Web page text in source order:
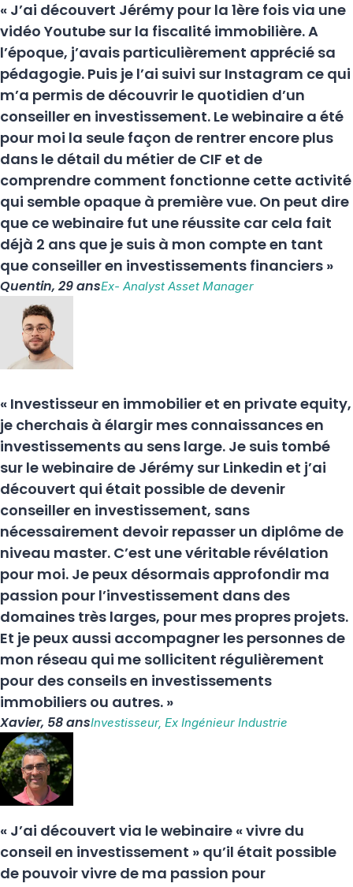
« J’ai découvert Jérémy pour la 1ère fois via une
vidéo Youtube sur la fiscalité immobilière. A
l’époque, j’avais particulièrement apprécié sa
pédagogie. Puis je l’ai suivi sur Instagram ce qui
m’a permis de découvrir le quotidien d’un
conseiller en investissement. Le webinaire a été
pour moi la seule façon de rentrer encore plus
dans le détail du métier de CIF et de
comprendre comment fonctionne cette activité
qui semble opaque à première vue. On peut dire
que ce webinaire fut une réussite car cela fait
déjà 2 ans que je suis à mon compte en tant
que conseiller en investissements financiers »
Quentin, 29 ansEx- Analyst Asset Manager
« Investisseur en immobilier et en private equity,
je cherchais à élargir mes connaissances en
investissements au sens large. Je suis tombé
sur le webinaire de Jérémy sur Linkedin et j’ai
découvert qui était possible de devenir
conseiller en investissement, sans
nécessairement devoir repasser un diplôme de
niveau master. C’est une véritable révélation
pour moi. Je peux désormais approfondir ma
passion pour l’investissement dans des
domaines très larges, pour mes propres projets.
Et je peux aussi accompagner les personnes de
mon réseau qui me sollicitent régulièrement
pour des conseils en investissements
immobiliers ou autres. »
Xavier, 58 ansInvestisseur, Ex Ingénieur Industrie
« J’ai découvert via le webinaire « vivre du
conseil en investissement » qu’il était possible
de pouvoir vivre de ma passion pour